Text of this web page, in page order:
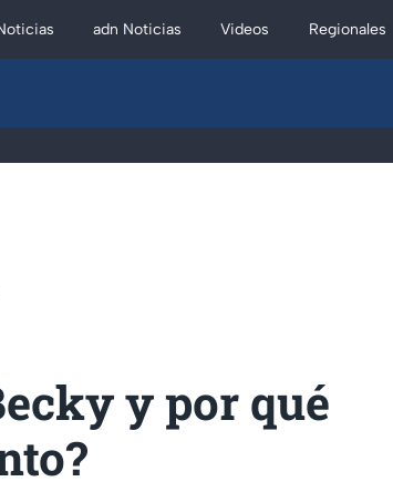
adn Noticias Videos Regionales
y por qué